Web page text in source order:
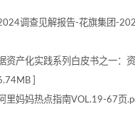
调查见解报告-花旗集团-
产化实践系列白皮书之一：
]
妈妈热点指南VOL.19-67页